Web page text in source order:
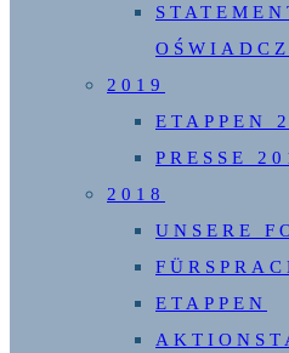
2019
ETAPPEN
PRESSE
2018
UNSERE
ETAPPEN